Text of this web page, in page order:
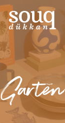
Garten